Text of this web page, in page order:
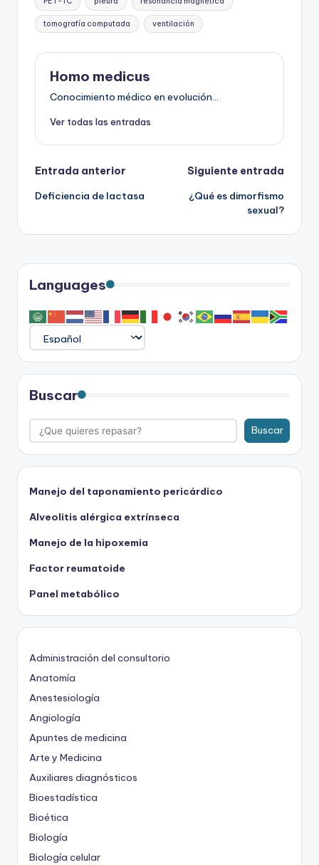
tomografía computada ventilación
Homo medicus
Conocimiento médico en evolución...
Ver todas las entradas
Navegación
de
entradas
Entrada anterior
Deficiencia de lactasa
Siguiente entrada
¿Qué es dimorfismo
sexual?
Languages
Buscar
Buscar
Manejo del taponamiento pericárdico
Alveolitis alérgica extrínseca
Manejo de la hipoxemia
Factor reumatoide
Panel metabólico
Administración del consultorio
Anatomía
Anestesiología
Angiología
Apuntes de medicina
Arte y Medicina
Auxiliares diagnósticos
Bioestadística
Bioética
Biología
Biología celular